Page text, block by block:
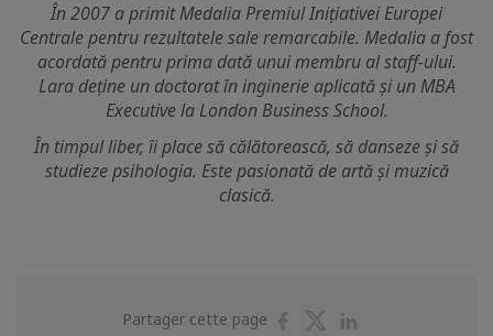
În 2007 a primit Medalia Premiul Inițiativei Europei
Centrale pentru rezultatele sale remarcabile. Medalia a fost
acordată pentru prima dată unui membru al staff-ului.
Lara deține un doctorat în inginerie aplicată și un MBA
Executive la London Business School.
În timpul liber, îi place să călătorească, să danseze și să
studieze psihologia. Este pasionată de artă și muzică
clasică.
Partager cette page
PartagerPartager